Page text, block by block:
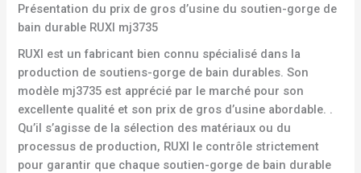
Présentation du prix de gros d’usine du soutien-gorge de
bain durable RUXI mj3735
RUXI est un fabricant bien connu spécialisé dans la
production de soutiens-gorge de bain durables. Son
modèle mj3735 est apprécié par le marché pour son
excellente qualité et son prix de gros d’usine abordable. .
Qu’il s’agisse de la sélection des matériaux ou du
processus de production, RUXI le contrôle strictement
pour garantir que chaque soutien-gorge de bain durable